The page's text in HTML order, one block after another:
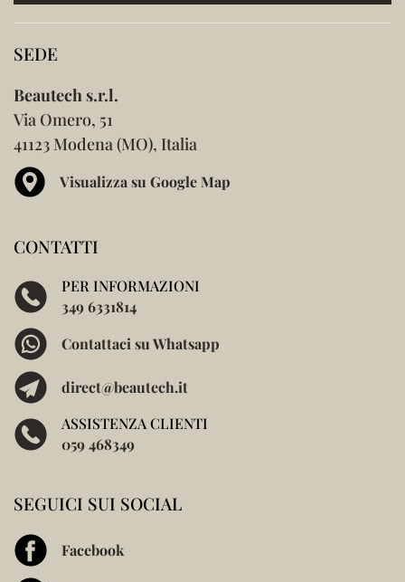
SEDE
Beautech s.r.l.
Via Omero, 51
41123 Modena (MO), Italia
Visualizza su Google Map
CONTATTI
PER INFORMAZIONI
349 6331814
Contattaci su Whatsapp
direct@beautech.it
ASSISTENZA CLIENTI
059 468349
SEGUICI SUI SOCIAL
Facebook